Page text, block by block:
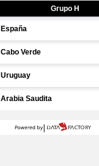
Grupo H
España
Cabo Verde
Uruguay
Arabia Saudita